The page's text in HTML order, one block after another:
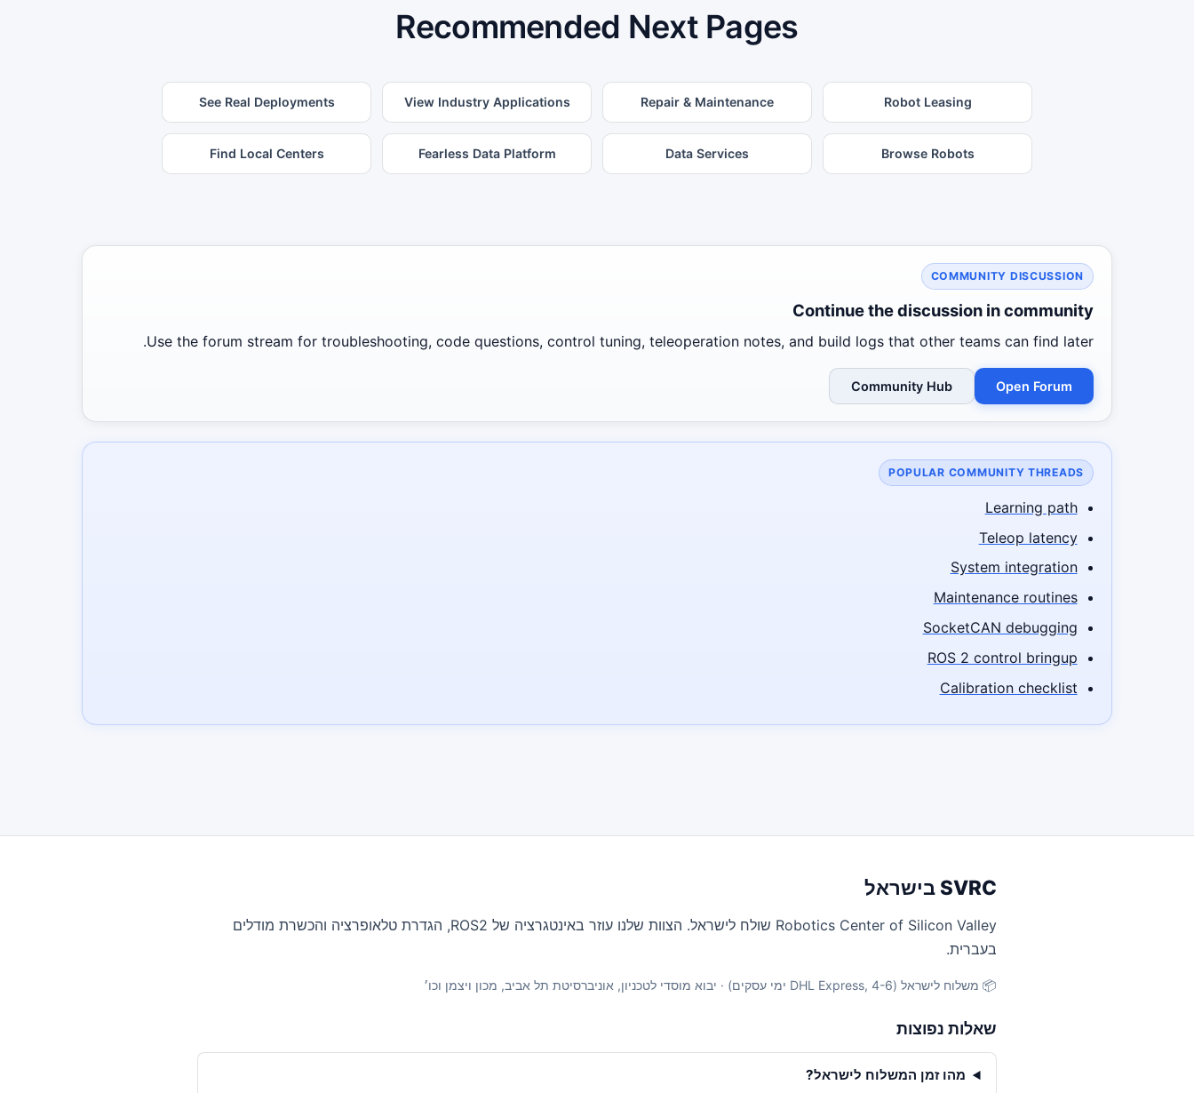
Recommended Next Pages
Robot Leasing
Repair & Maintenance
View Industry Applications
See Real Deployments
Browse Robots
Data Services
Fearless Data Platform
Find Local Centers
COMMUNITY DISCUSSION
Continue the discussion in community
Use the forum stream for troubleshooting, code questions, control tuning, teleoperation notes, and build logs that other teams can find later.
Open Forum
Community Hub
POPULAR COMMUNITY THREADS
Learning path
Teleop latency
System integration
Maintenance routines
SocketCAN debugging
ROS 2 control bringup
Calibration checklist
SVRC בישראל
Robotics Center of Silicon Valley שולח לישראל. הצוות שלנו עוזר באינטגרציה של ROS2, הגדרת טלאופרציה והכשרת מודלים
בעברית.
📦 משלוח לישראל (DHL Express, 4-6 ימי עסקים) · יבוא מוסדי לטכניון, אוניברסיטת תל אביב, מכון ויצמן וכו׳
שאלות נפוצות
מהו זמן המשלוח לישראל?